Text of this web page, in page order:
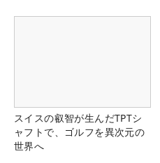
スイスの叡智が生んだTPTシ
ャフトで、ゴルフを異次元の
世界へ